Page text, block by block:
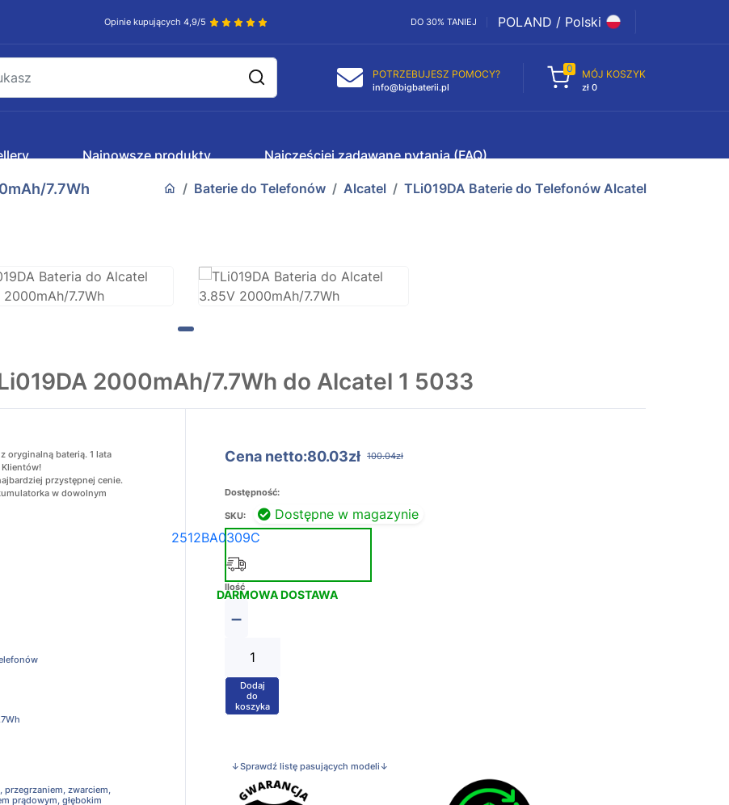
Opinie kupujących 4,9/5 DO 30% TANIEJ POLAND / Polski
POTRZEBUJESZ POMOCY?
info@bigbaterii.pl
0 MÓJ KOSZYK
zł 0
Najnowsze produkty Najczęściej zadawane pytania (FAQ)
7.7Wh Baterie do Telefonów Alcatel TLi019DA Baterie do Telefonów Alcatel
2000mAh/7.7Wh do Alcatel 1 5033
oryginalną baterią. 1 lata
przystępnej cenie.
w dowolnym
przegrzaniem, zwarciem,
prądowym, głębokim
Cena netto:80.03zł 100.04zł
Dostępność:
Dostępne w magazynie
SKU:
2512BA0309C
DARMOWA DOSTAWA
Ilość
−
+
Dodaj
do
koszyka
↓Sprawdź listę pasujących modeli↓